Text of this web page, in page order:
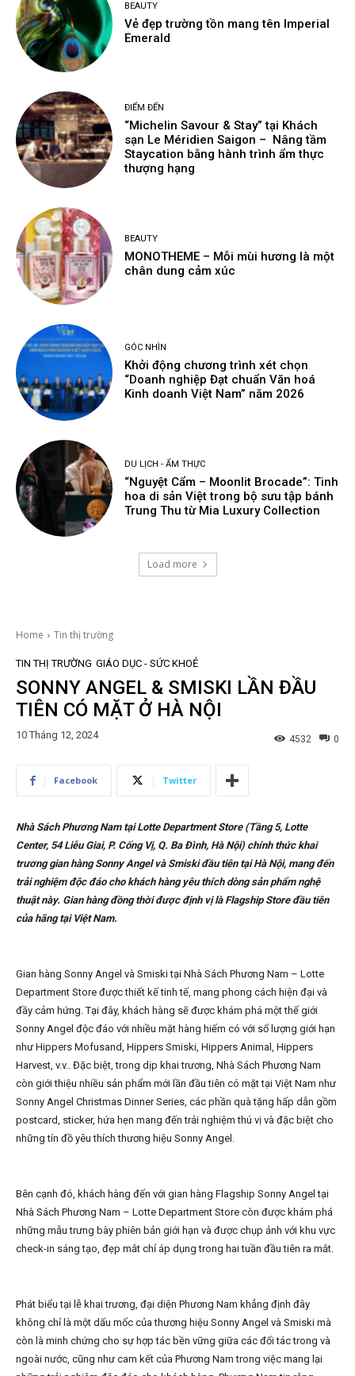
BEAUTY
Vẻ đẹp trường tồn mang tên Imperial
Emerald
ĐIỂM ĐẾN
“Michelin Savour & Stay” tại Khách
sạn Le Méridien Saigon – Nâng tầm
Staycation bằng hành trình ẩm thực
thượng hạng
BEAUTY
MONOTHEME – Mỗi mùi hương là một
chân dung cảm xúc
GÓC NHÌN
Khởi động chương trình xét chọn
“Doanh nghiệp Đạt chuẩn Văn hoá
Kinh doanh Việt Nam” năm 2026
DU LỊCH - ẨM THỰC
“Nguyệt Cẩm – Moonlit Brocade”: Tinh
hoa di sản Việt trong bộ sưu tập bánh
Trung Thu từ Mia Luxury Collection
Load more